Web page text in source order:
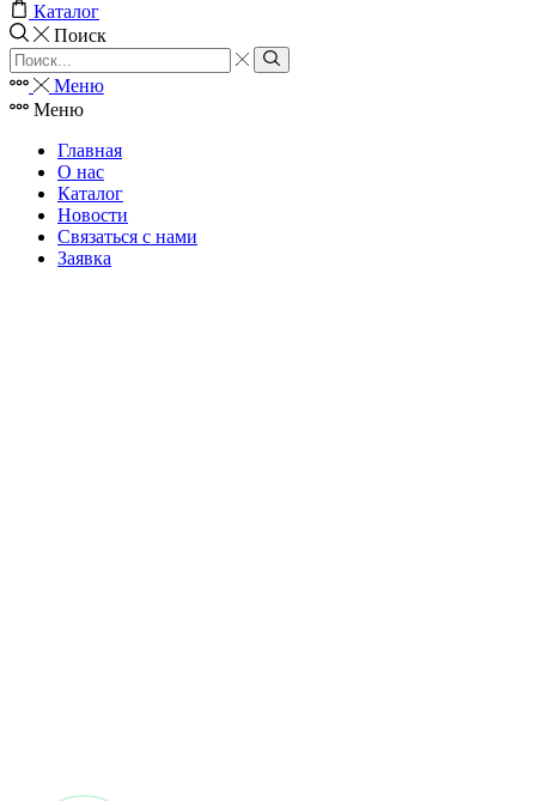
Каталог
Поиск
Search
input
Search
Меню
Меню
Главная
О нас
Каталог
Новости
Связаться с нами
Заявка